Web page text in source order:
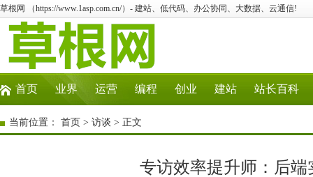
草根网 （https://www.1asp.com.cn/）- 建站、低代码、办公协同、大数据、云通信!
首页 业界 运营 编程 创业 建站 站长百科
当前位置： 首页 > 访谈 > 正文
专访效率提升师：后